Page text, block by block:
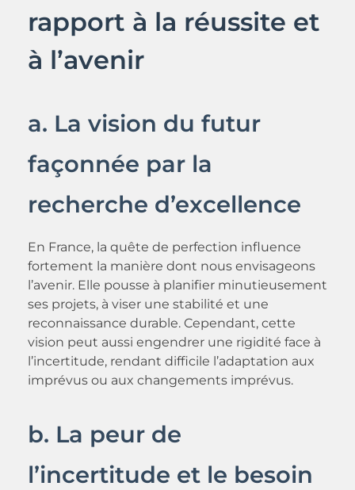
rapport à la réussite et
à l’avenir
a. La vision du futur
façonnée par la
recherche d’excellence
En France, la quête de perfection influence
fortement la manière dont nous envisageons
l’avenir. Elle pousse à planifier minutieusement
ses projets, à viser une stabilité et une
reconnaissance durable. Cependant, cette
vision peut aussi engendrer une rigidité face à
l’incertitude, rendant difficile l’adaptation aux
imprévus ou aux changements imprévus.
b. La peur de
l’incertitude et le besoin